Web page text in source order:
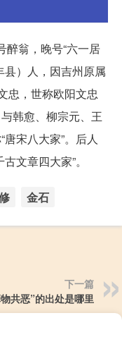
醉翁，晚号“六一居
县）人，因吉州原属
忠，世称欧阳文忠
韩愈、柳宗元、王
宋八大家”。后人
文章四大家”。
金石
下一篇
共恶”的出处是哪里